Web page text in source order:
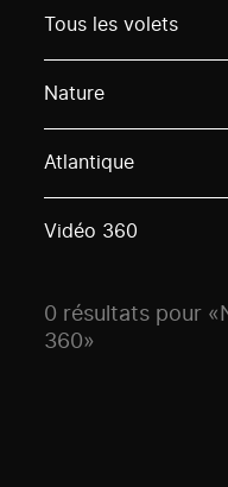
Tous les volets
Nature
Atlantique
Vidéo 360
0 résultats pour
360»